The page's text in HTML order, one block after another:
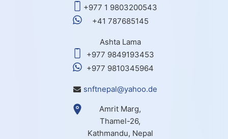
+977 1 9803200543
+41 787685145
Ashta Lama
+977 9849193453
+977 9810345964
snftnepal@yahoo.de
Amrit Marg,
Thamel-26,
Kathmandu, Nepal